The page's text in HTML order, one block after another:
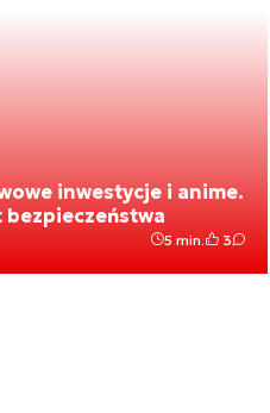
inwestycje i anime.
5 min. 3